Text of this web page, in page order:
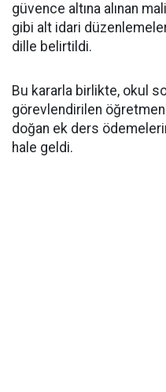
güvence altına alınan
gibi alt idari
dille belirtildi.
​Bu kararla birlikte, okul
görevlendirilen
doğan ek ders
hale geldi.